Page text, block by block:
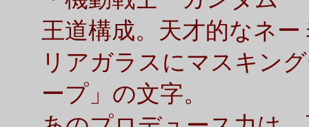
王道構成。天才的なネ
リアガラスにマスキン
ープ」の文字。